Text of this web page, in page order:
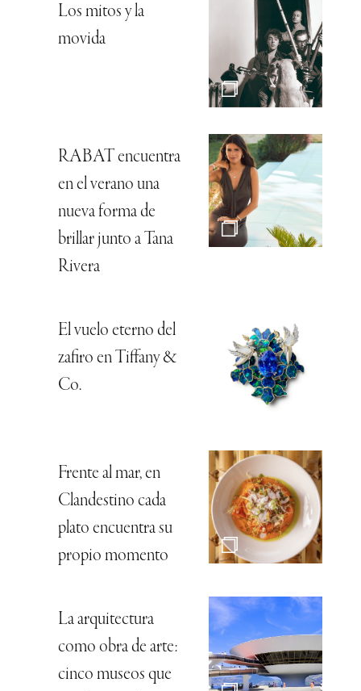
Los mitos y la
movida
RABAT encuentra
en el verano una
nueva forma de
brillar junto a Tana
Rivera
El vuelo eterno del
zafiro en Tiffany &
Co.
Frente al mar, en
Clandestino cada
plato encuentra su
propio momento
La arquitectura
como obra de arte:
cinco museos que